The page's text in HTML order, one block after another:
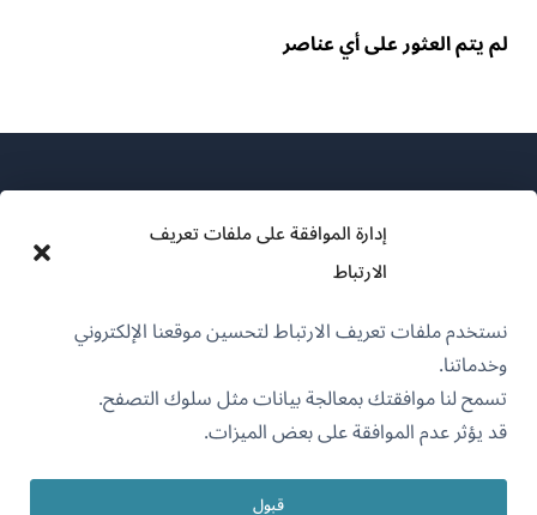
إدارة الموافقة على ملفات تعريف
الارتباط
نستخدم ملفات تعريف الارتباط لتحسين موقعنا الإلكتروني
وخدماتنا.
تسمح لنا موافقتك بمعالجة بيانات مثل سلوك التصفح.
قد يؤثر عدم الموافقة على بعض الميزات.
قبول
لم يتم العثور على أي عناصر
سياسة GDPR والخصوصية
انضم إلى فريقنا (يفتح
جديدة)
(يفتح
نافذة
(يفتح
نافذة
(يفتح